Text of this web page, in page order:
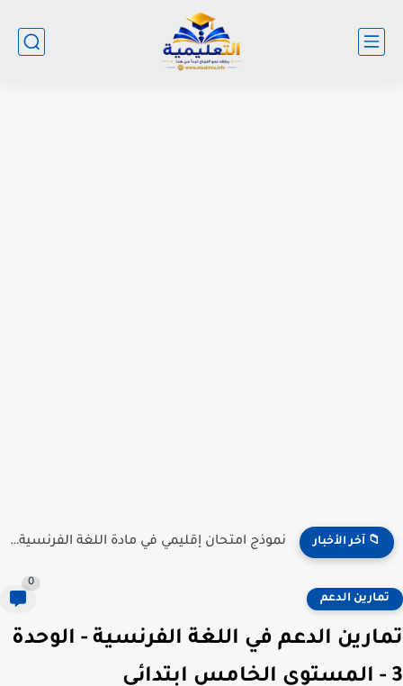
📁 آخر الأخبار نموذج امتحان إقليمي في مادة اللغة الفرنسية للمستوى السادس...
تمارين الدعم
0
تمارين الدعم في اللغة الفرنسية - الوحدة
3 - المستوى الخامس ابتدائي